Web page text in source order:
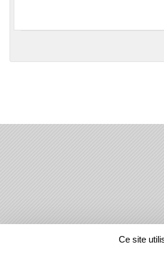
REGIONS
Ce site